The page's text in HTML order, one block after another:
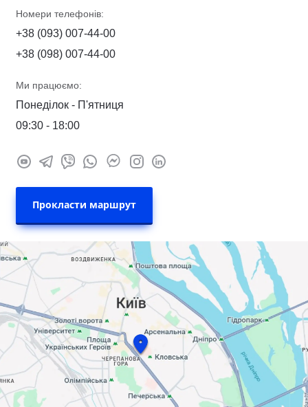
Номери телефонів:
+38 (093) 007-44-00
+38 (098) 007-44-00
Ми працюємо:
Понеділок - П'ятниця
09:30 - 18:00
Прокласти маршрут